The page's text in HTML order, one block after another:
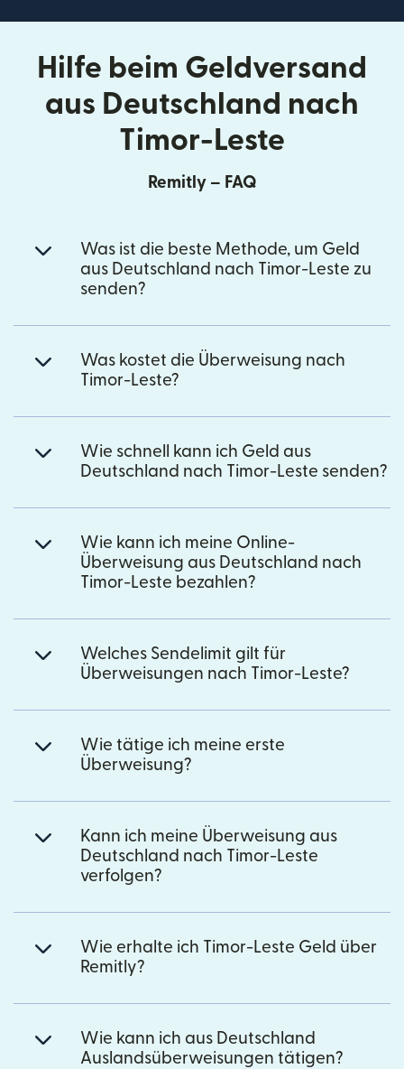
Hilfe beim Geldversand
aus Deutschland nach
Timor-Leste
Remitly – FAQ
Was ist die beste Methode, um Geld
aus Deutschland nach Timor-Leste zu
senden?
Was kostet die Überweisung nach
Timor-Leste?
Wie schnell kann ich Geld aus
Deutschland nach Timor-Leste senden?
Wie kann ich meine Online-
Überweisung aus Deutschland nach
Timor-Leste bezahlen?
Welches Sendelimit gilt für
Überweisungen nach Timor-Leste?
Wie tätige ich meine erste
Überweisung?
Kann ich meine Überweisung aus
Deutschland nach Timor-Leste
verfolgen?
Wie erhalte ich Timor-Leste Geld über
Remitly?
Wie kann ich aus Deutschland
Auslandsüberweisungen tätigen?